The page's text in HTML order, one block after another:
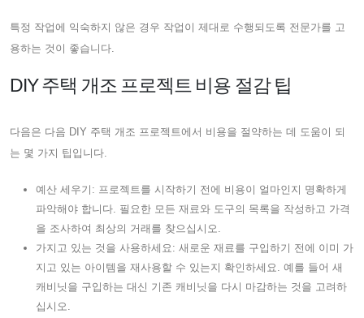
특정 작업에 익숙하지 않은 경우 작업이 제대로 수행되도록 전문가를 고
용하는 것이 좋습니다.
DIY 주택 개조 프로젝트 비용 절감 팁
다음은 다음 DIY 주택 개조 프로젝트에서 비용을 절약하는 데 도움이 되
는 몇 가지 팁입니다.
예산 세우기: 프로젝트를 시작하기 전에 비용이 얼마인지 명확하게
파악해야 합니다. 필요한 모든 재료와 도구의 목록을 작성하고 가격
을 조사하여 최상의 거래를 찾으십시오.
가지고 있는 것을 사용하세요: 새로운 재료를 구입하기 전에 이미 가
지고 있는 아이템을 재사용할 수 있는지 확인하세요. 예를 들어 새
캐비닛을 구입하는 대신 기존 캐비닛을 다시 마감하는 것을 고려하
십시오.